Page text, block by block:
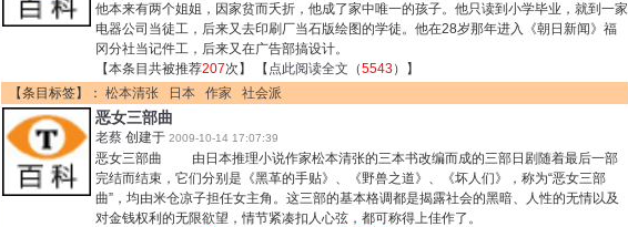
他本来有两个姐姐，因家贫而夭折，他成了家中唯一的孩子。他只读到小学毕业，就到一家
电器公司当徒工，后来又去印刷厂当石版绘图的学徒。他在28岁那年进入《朝日新闻》福
冈分社当记件工，后来又在广告部搞设计。
【本条目共被推荐207次】 【 点此阅读全文 （5543）】
【条目标签】： 松本清张 日本 作家 社会派
恶女三部曲
老蔡 创建于 2009-10-14 17:07:39
恶女三部曲 由日本推理小说作家松本清张的三本书改编而成的三部日剧随着最后一部
完结而结束，它们分别是《黑革的手贴》、《野兽之道》、《坏人们》，称为“恶女三部
曲”，均由米仓凉子担任女主角。这三部的基本格调都是揭露社会的黑暗、人性的无情以及
对金钱权利的无限欲望，情节紧凑扣人心弦，都可称得上佳作了。